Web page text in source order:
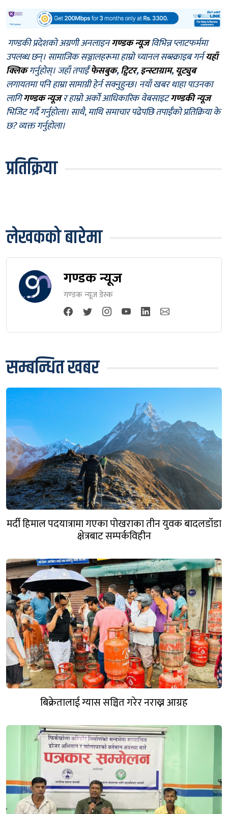
गण्डकी प्रदेशको अग्रणी अनलाइनगण्डक न्यूजविभिन्न प्लाटफर्ममा
उपलब्ध छन्। सामाजिक सञ्जालहरूमा हाम्रो च्यानल सब्स्क्राइब गर्नयहाँ
क्लिकगर्नुहोस्। जहाँ तपाईँफेसबुक,ट्विटर,इन्स्टाग्राम, यूट्युब
लगायतमा पनि हाम्रा सामाग्री हेर्न सक्नुहुन्छ। नयाँ खबर थाहा पाउनका
लागिगण्डक न्यूजर हाम्रो अर्को आधिकारिक वेबसाइटगण्डकी न्यूज
भिजिट गर्दै गर्नुहोला। साथै, माथि समाचार पढेपछि तपाईँको प्रतिक्रिया के
छ? व्यक्त गर्नुहोला।
प्रतिक्रिया
लेखकको बारेमा
गण्डक न्यूज
गण्डक न्यूज डेस्क
सम्बन्धित खबर
मर्दी हिमाल पदयात्रामा गएका पोखराका तीन युवक बादलडाँडा
क्षेत्रबाट सम्पर्कविहीन
बिक्रेतालाई ग्यास सञ्चित गरेर नराख्न आग्रह